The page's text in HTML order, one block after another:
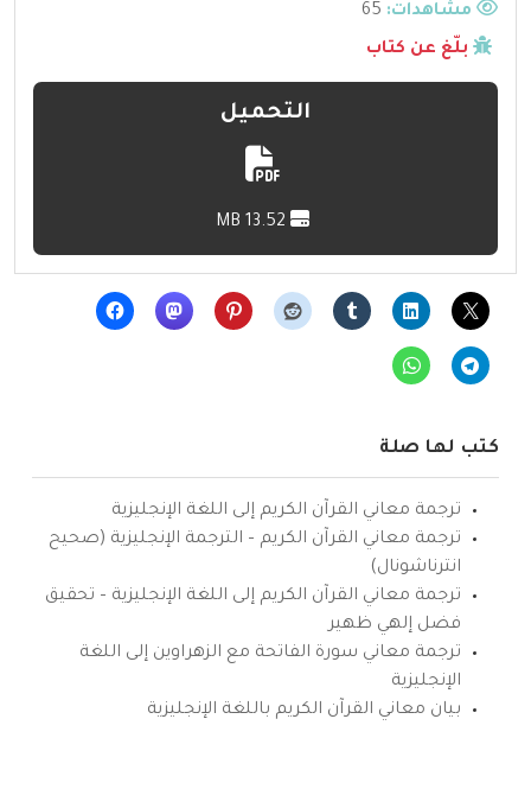
مشاهدات:
بلّغ عن كتاب
التحميل
كتب لها صلة
ترجمة معاني القرآن الكريم إلى اللغة الإنجليزية
ترجمة معاني القرآن الكريم – الترجمة الإنجليزية (صحيح
انترناشونال)
ترجمة معاني القرآن الكريم إلى اللغة الإنجليزية – تحقيق
فضل إلهي ظهير
ترجمة معاني سورة الفاتحة مع الزهراوين إلى اللغة
الإنجليزية
بيان معاني القرآن الكريم باللغة الإنجليزية